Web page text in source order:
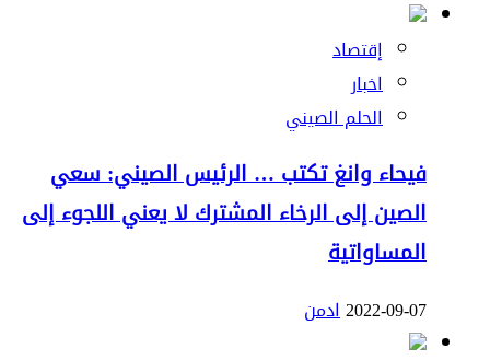
إقتصاد
اخبار
الحلم الصيني
فيحاء وانغ تكتب … الرئيس الصيني: سعي
الصين إلى الرخاء المشترك لا يعني اللجوء إلى
المساواتية
2022-09-07ادمن